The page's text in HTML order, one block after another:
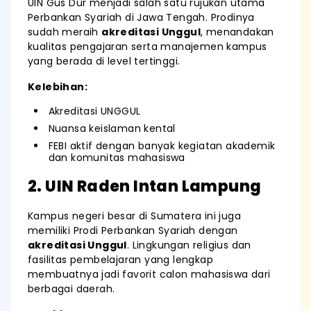
Perbankan Syariah di Jawa Tengah. Prodinya
sudah meraih akreditasi Unggul, menandakan
kualitas pengajaran serta manajemen kampus
yang berada di level tertinggi.
Kelebihan:
Akreditasi UNGGUL
Nuansa keislaman kental
FEBI aktif dengan banyak kegiatan akademik
dan komunitas mahasiswa
2. UIN Raden Intan Lampung
Kampus negeri besar di Sumatera ini juga
memiliki Prodi Perbankan Syariah dengan
akreditasi Unggul. Lingkungan religius dan
fasilitas pembelajaran yang lengkap
membuatnya jadi favorit calon mahasiswa dari
berbagai daerah.